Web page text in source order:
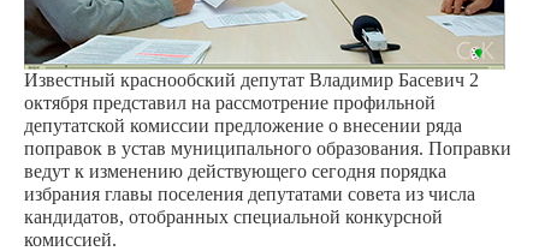
Известный краснообский депутат Владимир Басевич 2
октября представил на рассмотрение профильной
депутатской комиссии предложение о внесении ряда
поправок в устав муниципального образования. Поправки
ведут к изменению действующего сегодня порядка
избрания главы поселения депутатами совета из числа
кандидатов, отобранных специальной конкурсной
комиссией.